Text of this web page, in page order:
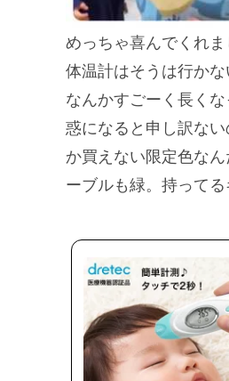
めっちゃ喜んでくれ
体温計はそうは行か
なんかすごーく長く
惑になると申し訳な
か買えない限定色な
ーブルも緑。持って